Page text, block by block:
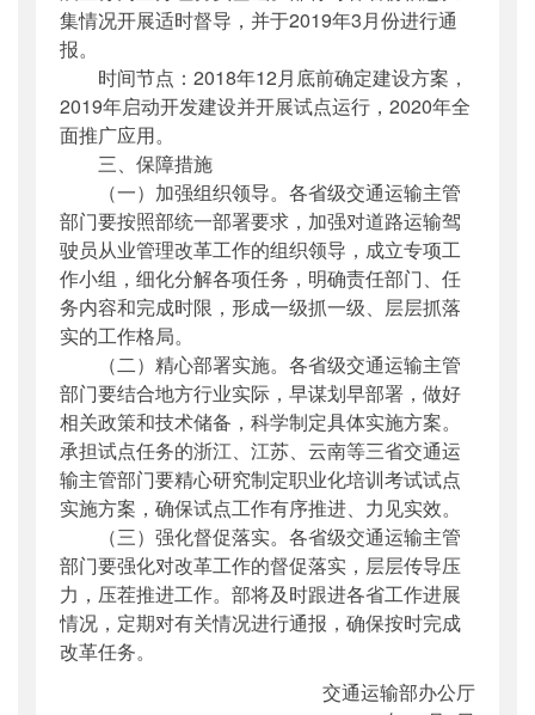
集情况开展适时督导，并于2019年3月份进行通
报。
时间节点：2018年12月底前确定建设方案，
2019年启动开发建设并开展试点运行，2020年全
面推广应用。
三、保障措施
（一）加强组织领导。各省级交通运输主管
部门要按照部统一部署要求，加强对道路运输驾
驶员从业管理改革工作的组织领导，成立专项工
作小组，细化分解各项任务，明确责任部门、任
务内容和完成时限，形成一级抓一级、层层抓落
实的工作格局。
（二）精心部署实施。各省级交通运输主管
部门要结合地方行业实际，早谋划早部署，做好
相关政策和技术储备，科学制定具体实施方案。
承担试点任务的浙江、江苏、云南等三省交通运
输主管部门要精心研究制定职业化培训考试试点
实施方案，确保试点工作有序推进、力见实效。
（三）强化督促落实。各省级交通运输主管
部门要强化对改革工作的督促落实，层层传导压
力，压茬推进工作。部将及时跟进各省工作进展
情况，定期对有关情况进行通报，确保按时完成
改革任务。
交通运输部办公厅